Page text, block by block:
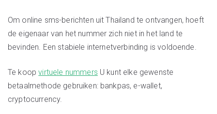
Om online sms-berichten uit Thailand te ontvangen, hoeft
de eigenaar van het nummer zich niet in het land te
bevinden. Een stabiele internetverbinding is voldoende.
Te koopvirtuele nummers U kunt elke gewenste
betaalmethode gebruiken: bankpas, e-wallet,
cryptocurrency.